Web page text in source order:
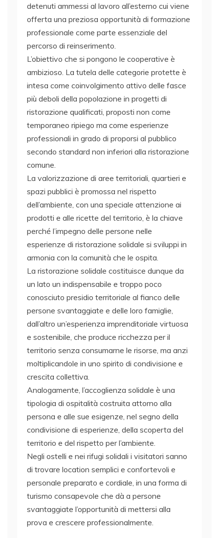
detenuti ammessi al lavoro all’esterno cui viene
offerta una preziosa opportunità di formazione
professionale come parte essenziale del
percorso di reinserimento.
L’obiettivo che si pongono le cooperative è
ambizioso. La tutela delle categorie protette è
intesa come coinvolgimento attivo delle fasce
più deboli della popolazione in progetti di
ristorazione qualificati, proposti non come
temporaneo ripiego ma come esperienze
professionali in grado di proporsi al pubblico
secondo standard non inferiori alla ristorazione
comune.
La valorizzazione di aree territoriali, quartieri e
spazi pubblici è promossa nel rispetto
dell’ambiente, con una speciale attenzione ai
prodotti e alle ricette del territorio, è la chiave
perché l’impegno delle persone nelle
esperienze di ristorazione solidale si sviluppi in
armonia con la comunità che le ospita.
La ristorazione solidale costituisce dunque da
un lato un indispensabile e troppo poco
conosciuto presidio territoriale al fianco delle
persone svantaggiate e delle loro famiglie,
dall’altro un’esperienza imprenditoriale virtuosa
e sostenibile, che produce ricchezza per il
territorio senza consumarne le risorse, ma anzi
moltiplicandole in uno spirito di condivisione e
crescita collettiva.
Analogamente, l’accoglienza solidale è una
tipologia di ospitalità costruita attorno alla
persona e alle sue esigenze, nel segno della
condivisione di esperienze, della scoperta del
territorio e del rispetto per l’ambiente.
Negli ostelli e nei rifugi solidali i visitatori sanno
di trovare location semplici e confortevoli e
personale preparato e cordiale, in una forma di
turismo consapevole che dà a persone
svantaggiate l’opportunità di mettersi alla
prova e crescere professionalmente.